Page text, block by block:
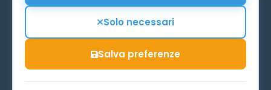
Solo necessari
Salva preferenze